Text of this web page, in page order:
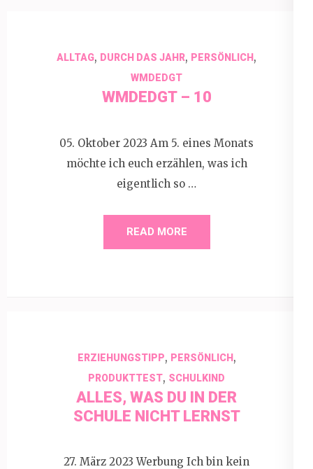
ALLTAG, DURCH DAS JAHR, PERSÖNLICH ,
WMDEDGT
WMDEDGT – 10
05. Oktober 2023 Am 5. eines Monats
möchte ich euch erzählen, was ich
eigentlich so …
READ MORE
ERZIEHUNGSTIPP, PERSÖNLICH,
PRODUKTTEST, SCHULKIND
ALLES, WAS DU IN DER
SCHULE NICHT LERNST
27. März 2023 Werbung Ich bin kein